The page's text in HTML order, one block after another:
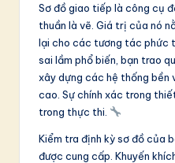
Sơ đồ giao tiếp là công cụ
thuần là vẽ. Giá trị của nó
lại cho các tương tác phức
sai lầm phổ biến, bạn trao
xây dựng các hệ thống bền
cao. Sự chính xác trong
trong thực thi.
Kiểm tra định kỳ sơ đồ của
được cung cấp. Khuyến